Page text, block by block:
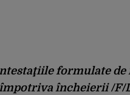
formulate
încheierii /F/